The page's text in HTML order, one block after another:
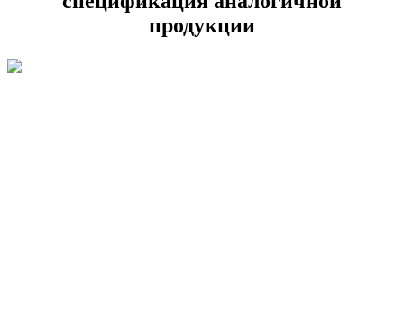
продукции